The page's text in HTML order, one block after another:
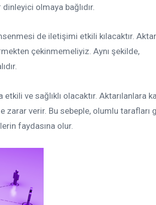
olmaya bağlıdır.
de iletişimi etkili kılacaktır.
çekinmemeliyiz. Aynı şekilde,
ve sağlıklı olacaktır. Aktarılanlara
verir. Bu sebeple, olumlu tarafları
faydasına olur.